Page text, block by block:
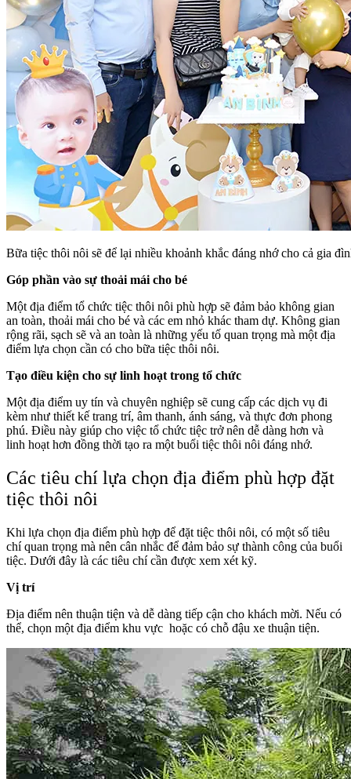
Bữa tiệc thôi nôi sẽ để lại nhiều khoảnh khắc đáng nhớ cho cả gia
Góp phần vào sự thoải mái cho bé
Một địa điểm tổ chức tiệc thôi nôi phù hợp sẽ đảm bảo không gian
an toàn, thoải mái cho bé và các em nhỏ khác tham dự. Không gian
rộng rãi, sạch sẽ và an toàn là những yếu tố quan trọng mà một địa
điểm lựa chọn cần có cho bữa tiệc thôi nôi.
Tạo điều kiện cho sự linh hoạt trong tổ chức
Một địa điểm uy tín và chuyên nghiệp sẽ cung cấp các dịch vụ đi
kèm như thiết kế trang trí, âm thanh, ánh sáng, và thực đơn phong
phú. Điều này giúp cho việc tổ chức tiệc trở nên dễ dàng hơn và
linh hoạt hơn đồng thời tạo ra một buổi tiệc thôi nôi đáng nhớ.
Các tiêu chí lựa chọn địa điểm phù hợp đặt
tiệc thôi nôi
Khi lựa chọn địa điểm phù hợp để đặt tiệc thôi nôi, có một số tiêu
chí quan trọng mà nên cân nhắc để đảm bảo sự thành công của buổi
tiệc. Dưới đây là các tiêu chí cần được xem xét kỹ.
Vị trí
Địa điểm nên thuận tiện và dễ dàng tiếp cận cho khách mời. Nếu có
thể, chọn một địa điểm khu vực hoặc có chỗ đậu xe thuận tiện.